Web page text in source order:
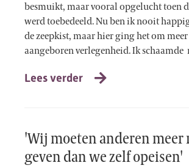
besmuikt, maar vooral opgelucht toen
werd toebedeeld. Nu ben ik nooit
de zeepkist, maar hier ging het om
aangeboren verlegenheid. Ik schaamde
Lees verder
'Wij moeten anderen meer
geven dan we zelf opeisen'